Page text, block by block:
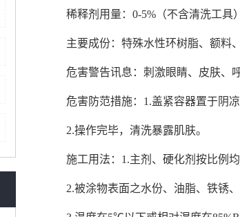
稀释剂用量：0-5%（不含清洗工具）
主要成份：特殊水性环树脂、额料
危害警告讯息：刺激眼睛、皮肤、
危害防范措施：1.盖紧容器置于阴凉
2.操作完毕，清洗暴露肌肤。
施工用法：1.主剂、硬化剂按比例
2.被涂物表面之水份、油脂、铁锈